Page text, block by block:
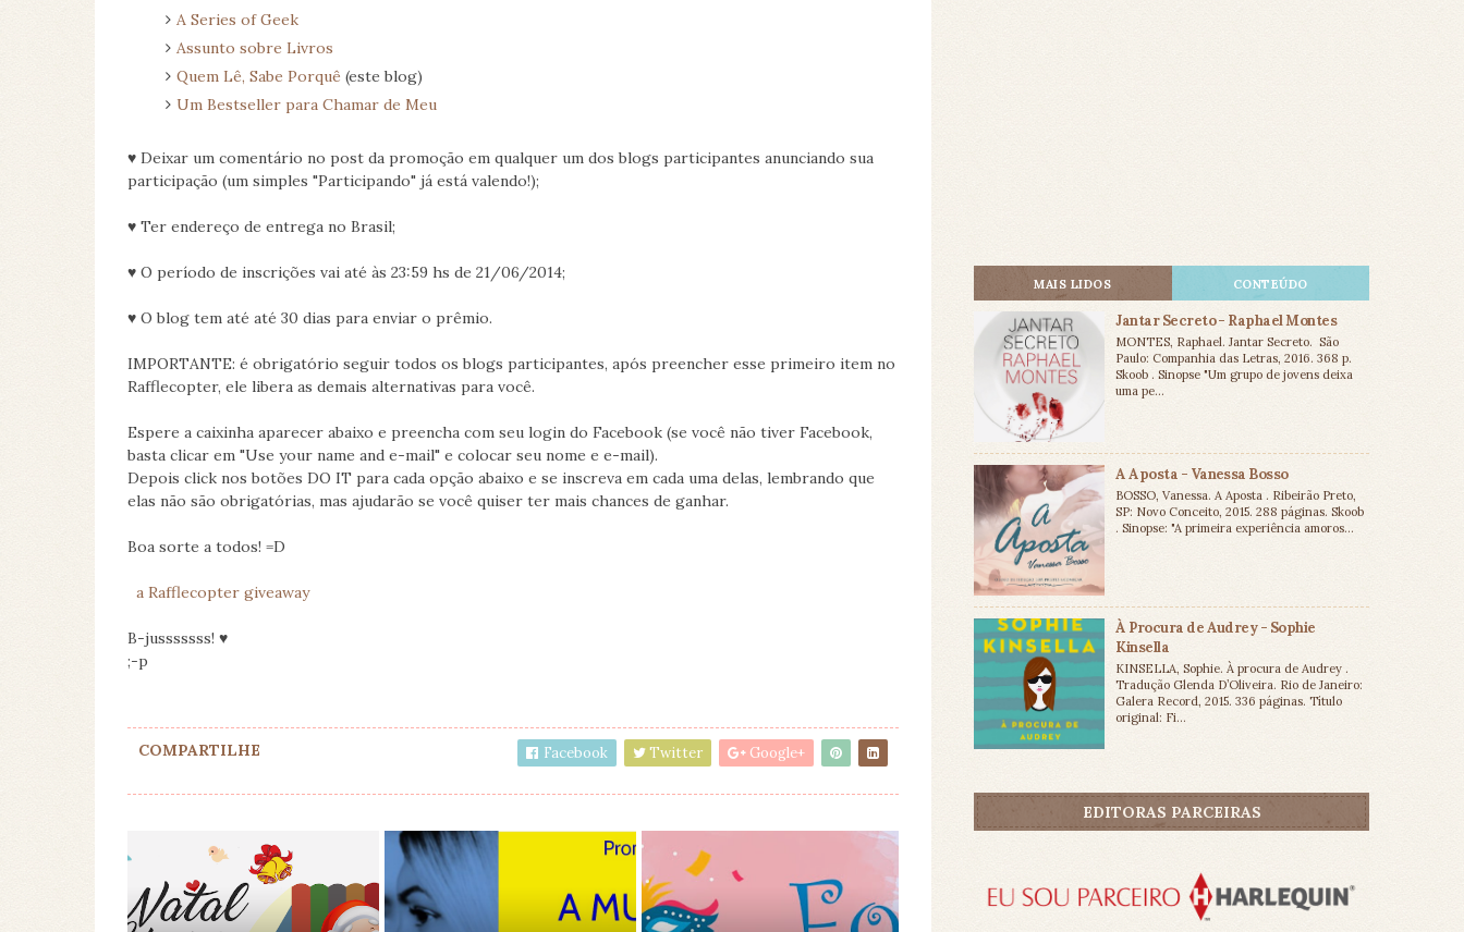
A Series of Geek
Assunto sobre Livros
Quem Lê, Sabe Porquê (este blog)
Um Bestseller para Chamar de Meu
♥ Deixar um comentário no post da promoção em qualquer um dos blogs participantes anunciando sua
participação (um simples "Participando" já está valendo!);
♥ Ter endereço de entrega no Brasil;
♥ O período de inscrições vai até às 23:59 hs de 21/06/2014;
♥ O blog tem até até 30 dias para enviar o prêmio.
IMPORTANTE: é obrigatório seguir todos os blogs participantes, após preencher esse primeiro item no
Rafflecopter, ele libera as demais alternativas para você.
Espere a caixinha aparecer abaixo e preencha com seu login do Facebook (se você não tiver Facebook,
basta clicar em "Use your name and e-mail" e colocar seu nome e e-mail).
Depois click nos botões DO IT para cada opção abaixo e se inscreva em cada uma delas, lembrando que
elas não são obrigatórias, mas ajudarão se você quiser ter mais chances de ganhar.
Boa sorte a todos! =D
a Rafflecopter giveaway
B-jusssssss! ♥
;-p
COMPARTILHE Facebook Twitter Google+
MAIS LIDOS CONTEÚDO
Jantar Secreto - Raphael Montes
MONTES, Raphael. Jantar Secreto. São
Paulo: Companhia das Letras, 2016. 368 p.
Skoob . Sinopse "Um grupo de jovens deixa
uma pe...
A Aposta - Vanessa Bosso
BOSSO, Vanessa. A Aposta . Ribeirão Preto,
SP: Novo Conceito, 2015. 288 páginas. Skoob
. Sinopse: "A primeira experiência amoros...
À Procura de Audrey - Sophie
Kinsella
KINSELLA, Sophie. À procura de Audrey .
Tradução Glenda D’Oliveira. Rio de Janeiro:
Galera Record, 2015. 336 páginas. Título
original: Fi...
EDITORAS PARCEIRAS